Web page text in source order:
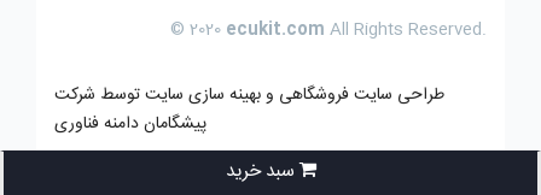
سبد خرید
© 2020 ecukit.com All Rights Reserved.
طراحی سایت فروشگاهی و بهینه سازی سایت توسط شرکت
پیشگامان دامنه فناوری